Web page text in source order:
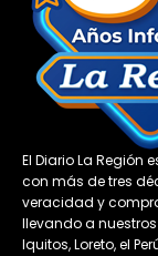
El Diario La Región
con más de tres
veracidad y
llevando a
Iquitos, Loreto, el